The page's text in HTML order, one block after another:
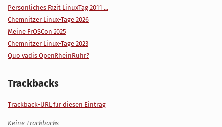
Persönliches Fazit LinuxTag 2011 ...
Chemnitzer Linux-Tage 2026
Meine FrOSCon 2025
Chemnitzer Linux-Tage 2023
Quo vadis OpenRheinRuhr?
Trackbacks
Trackback-URL für diesen Eintrag
Keine Trackbacks